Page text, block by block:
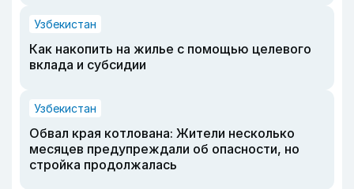
Узбекистан
Как накопить на жилье с помощью целевого
вклада и субсидии
Узбекистан
Обвал края котлована: Жители несколько
месяцев предупреждали об опасности, но
стройка продолжалась